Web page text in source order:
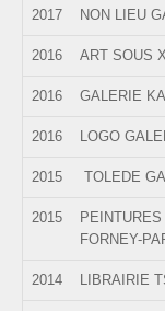
2017 NON LIEU
2016 ART SOUS
2016 GALERIE
2016 LOGO
2015 TOLEDE
2015
FORNEY-
2014 LIBRAIRIE